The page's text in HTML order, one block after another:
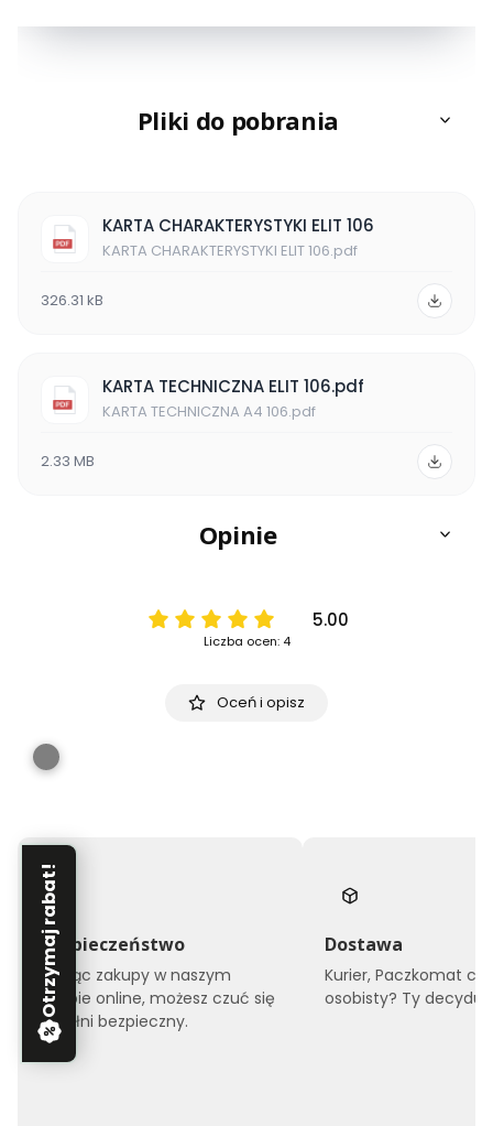
Pliki do pobrania
KARTA CHARAKTERYSTYKI ELIT 106.pdf
326.31 kB
KARTA CHARAKTERYSTYKI ELIT 106
KARTA TECHNICZNA A4 106.pdf
2.33 MB
KARTA TECHNICZNA ELIT 106.pdf
Opinie
5.00
Liczba ocen: 4
Oceń i opisz
Bezpieczeństwo
Robiąc zakupy w naszym
sklepie online, możesz czuć się
w pełni bezpieczny.
Dostawa
Kurier, Paczkomat
osobisty? Ty
Otrzymaj rabat!